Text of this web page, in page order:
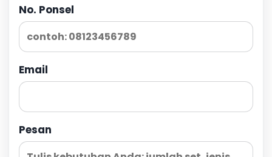
No. Ponsel
Email
Pesan